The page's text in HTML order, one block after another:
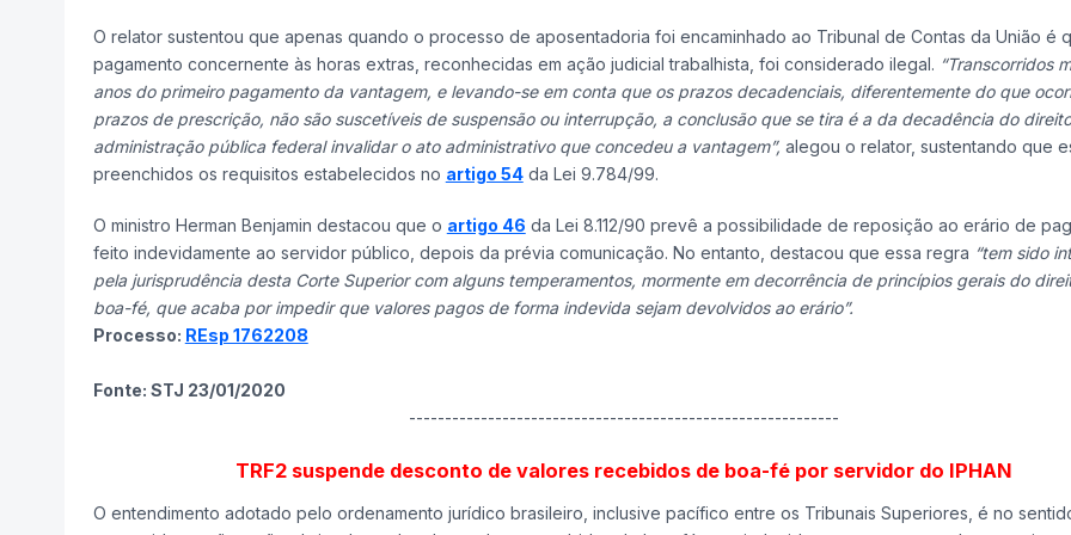
O relator sustentou que apenas quando o processo de aposentadoria foi encaminhado ao Tribunal de Contas da União é
pagamento concernente às horas extras, reconhecidas em ação judicial trabalhista, foi considerado ilegal. “Transcorridos
anos do primeiro pagamento da vantagem, e levando-se em conta que os prazos decadenciais, diferentemente do que
prazos de prescrição, não são suscetíveis de suspensão ou interrupção, a conclusão que se tira é a da decadência do
administração pública federal invalidar o ato administrativo que concedeu a vantagem”, alegou o relator, sustentando que
preenchidos os requisitos estabelecidos no artigo 54da Lei 9.784/99.
O ministro Herman Benjamin destacou que o artigo 46 da Lei 8.112/90 prevê a possibilidade de reposição ao erário de
feito indevidamente ao servidor público, depois da prévia comunicação. No entanto, destacou que essa regra “tem sido
pela jurisprudência desta Corte Superior com alguns temperamentos, mormente em decorrência de princípios gerais do
boa-fé, que acaba por impedir que valores pagos de forma indevida sejam devolvidos ao erário”.
Processo: REsp 1762208
Fonte: STJ 23/01/2020
------------------------------------------------------------
TRF2 suspende desconto de valores recebidos de boa-fé por servidor do IPHAN
O entendimento adotado pelo ordenamento jurídico brasileiro, inclusive pacífico entre os Tribunais Superiores, é no